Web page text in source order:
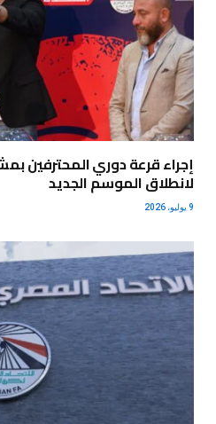
لانطلاق الموسم الجديد
9 يوليو، 2026